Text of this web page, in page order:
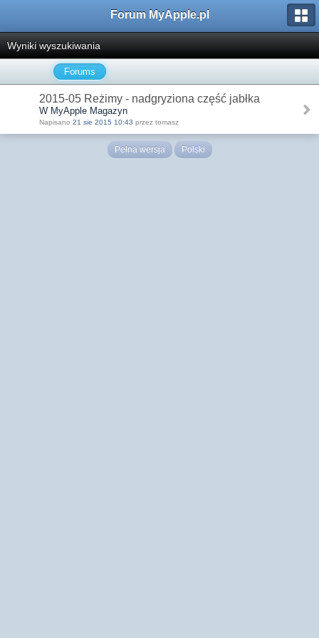
Forum MyApple.pl
Wyniki wyszukiwania
Forums
2015-05 Reżimy - nadgryziona część jabłka
W MyApple Magazyn
Napisano 21 sie 2015 10:43 przez tomasz
Pełna wersja Polski